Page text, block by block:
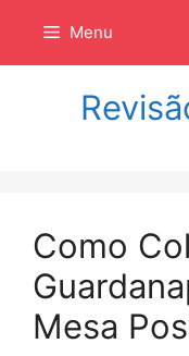
isi
Menu
Como
Mesa